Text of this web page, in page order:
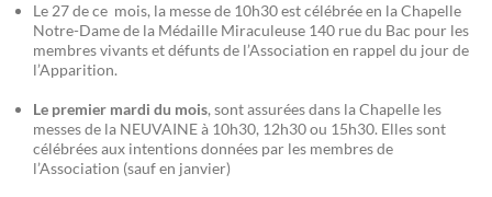
Le 27 de ce mois, la messe de 10h30 est célébrée en la Chapelle
Notre-Dame de la Médaille Miraculeuse 140 rue du Bac pour les
membres vivants et défunts de l’Association en rappel du jour de
l’Apparition.
Le premier mardi du mois, sont assurées dans la Chapelle les
messes de la NEUVAINE à 10h30, 12h30 ou 15h30. Elles sont
célébrées aux intentions données par les membres de
l’Association (sauf en janvier)